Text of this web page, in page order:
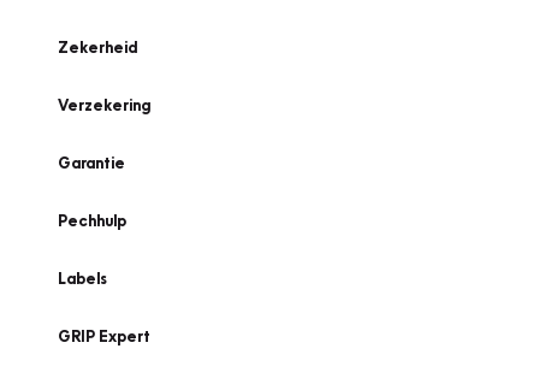
Zekerheid
Verzekering
Garantie
Pechhulp
Labels
GRIP Expert